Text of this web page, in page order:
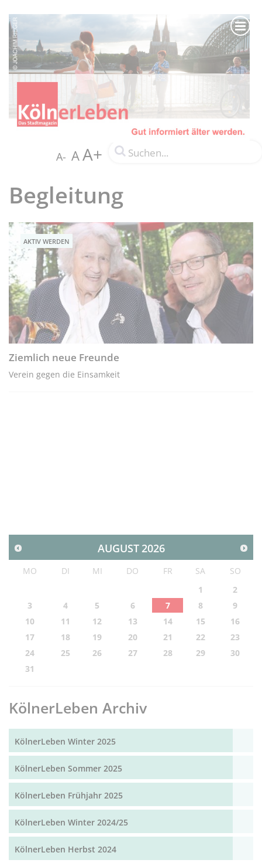
A- AA+
Begleitung
AKTIV WERDEN
Ziemlich neue Freunde
Verein gegen die Einsamkeit
AUGUST2026
MO DI MI DO FR SA
SO
1
2
3
4 5 6 7 8
9
10
11 12 13 14 15
16
17
18 19 20 21 22
23
24
25 26 27 28 29
30
31
KölnerLeben Archiv
KölnerLeben Winter 2025
KölnerLeben Sommer 2025
KölnerLeben Frühjahr 2025
KölnerLeben Winter 2024/25
KölnerLeben Herbst 2024